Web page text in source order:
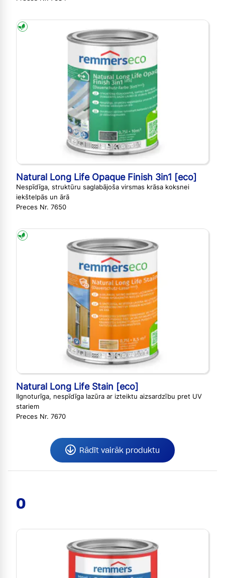
Natural Long Life Opaque Finish 3in1 [eco]
Nespīdīga, struktūru saglabājoša virsmas krāsa koksnei
iekštelpās un ārā
Preces Nr. 7650
Natural Long Life Stain [eco]
Ilgnoturīga, nespīdīga lazūra ar izteiktu aizsardzību pret UV
stariem
Preces Nr. 7670
Rādīt vairāk produktu
O